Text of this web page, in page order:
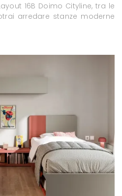
16B Doimo Cityline, tra le
arredare stanze moderne